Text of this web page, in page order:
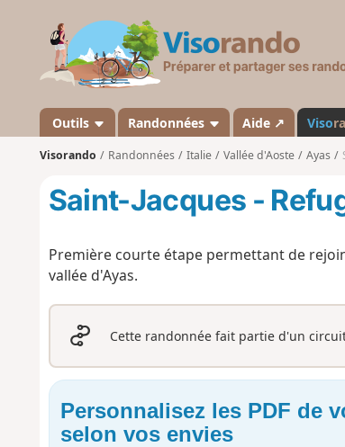
Outils Randonnées Aide ↗ Viso
Visorando Randonnées Italie Vallée d'Aoste Ayas
Saint-Jacques -
Première courte étape permettant de
vallée d'Ayas.
Cette randonnée fait partie d'un
Personnalisez les PDF de
selon vos envies